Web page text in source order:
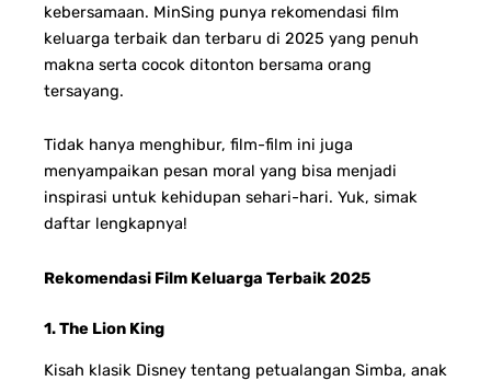
kebersamaan. MinSing punya rekomendasi film
keluarga terbaik dan terbaru di 2025 yang penuh
makna serta cocok ditonton bersama orang
tersayang.
Tidak hanya menghibur, film-film ini juga
menyampaikan pesan moral yang bisa menjadi
inspirasi untuk kehidupan sehari-hari. Yuk, simak
daftar lengkapnya!
Rekomendasi Film Keluarga Terbaik 2025
1. The Lion King
Kisah klasik Disney tentang petualangan Simba, anak